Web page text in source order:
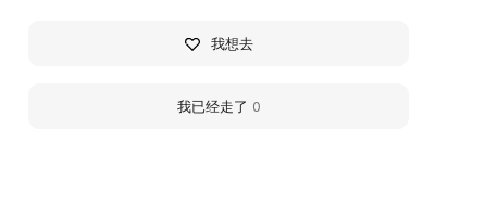
我想去
我已经走了 0